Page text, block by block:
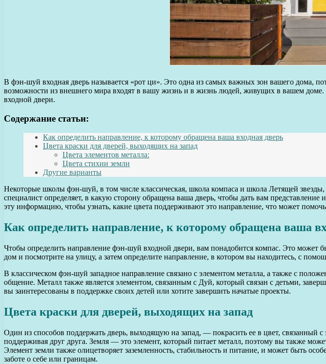
В фэн-шуй входная дверь называется «рот ци». Это одна из самых важных зон вашего дома,
возможности из внешнего мира входят в вашу жизнь и в жизнь людей, живущих в вашем
входной двери.
Содержание статьи:
Как определить направление, к которому обращена ваша входная дверь
Цвета краски для дверей, выходящих на запад
Цвета элементов металла:
Цвета стихии земли
Другие варианты
Некоторые школы фэн-шуй, в том числе классическая, школа компаса и школа Летящей
специалист определяет, в какую сторону обращена ваша дверь, чтобы дать вам
эту информацию, чтобы узнать, какие цвета поддерживают это направление, что может
Как определить направление, к которому обращена ваша
Чтобы определить направление фэн-шуй входной двери, вам понадобится компас. Это
дом и посмотрите на улицу, а затем определите направление, в котором вы находитесь, с
В классическом фэн-шуй западное направление связано с элементом металла, а также с
общение. Металл также является элементом, связанным с Дуй, который связан с детьми,
вы заинтересованы в поддержке своих детей или хотите завершить начатые проекты.
Цвета краски для дверей, выходящих на запад
Один из способов поддержать дверь, выходящую на запад, — покрасить ее в цвет, связанный
поддерживая друг друга. Земля — это элемент, который питает металл, поэтому вы также
Элемент земли также олицетворяет заземленность, стабильность и питание, и может быть
заботе о себе или границам.